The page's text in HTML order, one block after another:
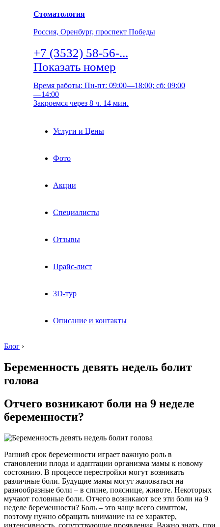
Стоматология
Россия, Оренбург, проспект Победы
+7 (3532) 58-56-...
Показать номер
Время работы: Пн-пт: 09:00—18:00; сб: 09:00
—14:00
Закроемся через 8 ч. 14 мин.
Услуги и Цены
Фото
Акции
Специалисты
Отзывы
Прайс-лист
3D-тур
Описание и контакты
Блог ›
Беременность девять недель болит
голова
Отчего возникают боли на 9 неделе
беременности?
Ранний срок беременности играет важную роль в
становлении плода и адаптации организма мамы к новому
состоянию. В процессе перестройки могут возникать
различные боли. Будущие мамы могут жаловаться на
разнообразные боли – в спине, пояснице, животе. Некоторых
мучают головные боли. Отчего возникают все эти боли на 9
неделе беременности? Боль – это чаще всего симптом,
поэтому нужно обращать внимание на ее характер,
интенсивность, сопутствующие проявления. Важно знать, при